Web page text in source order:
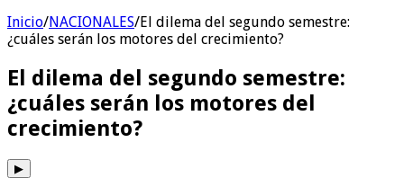
Inicio/NACIONALES/El dilema del segundo semestre:
¿cuáles serán los motores del crecimiento?
El dilema del segundo semestre:
¿cuáles serán los motores del
crecimiento?
▶